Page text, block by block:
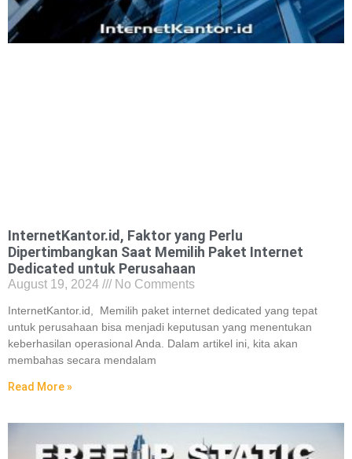
InternetKantor.id, Faktor yang Perlu
Dipertimbangkan Saat Memilih Paket Internet
Dedicated untuk Perusahaan
August 19, 2024 No Comments
InternetKantor.id, Memilih paket internet dedicated yang tepat
untuk perusahaan bisa menjadi keputusan yang menentukan
keberhasilan operasional Anda. Dalam artikel ini, kita akan
membahas secara mendalam
Read More »